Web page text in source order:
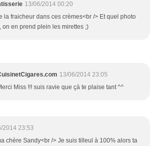
13/06/2014 00:20
la fraicheur dans ces crèmes<br /> Et quel photo
on en prend plein les mirettes ;)
13/06/2014 23:05
Miss !!! suis ravie que çà te plaise tant ^^
2014 23:53
chère Sandy<br /> Je suis tilleul à 100% alors ta